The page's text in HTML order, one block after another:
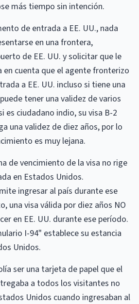
más tiempo sin intención.
de entrada a EE. UU., nada
en una frontera,
de EE. UU. y solicitar que le
en cuenta que el agente fronterizo
a EE. UU. incluso si tiene una
tener una validez de varios
es ciudadano indio, su visa B-2
una validez de diez años, por lo
es muy lejana.
de vencimiento de la visa no rige
en Estados Unidos.
ingresar al país durante ese
una visa válida por diez años NO
en EE. UU. durante ese período.
I-94" establece su estancia
Unidos.
ser una tarjeta de papel que el
a todos los visitantes no
Unidos cuando ingresaban al